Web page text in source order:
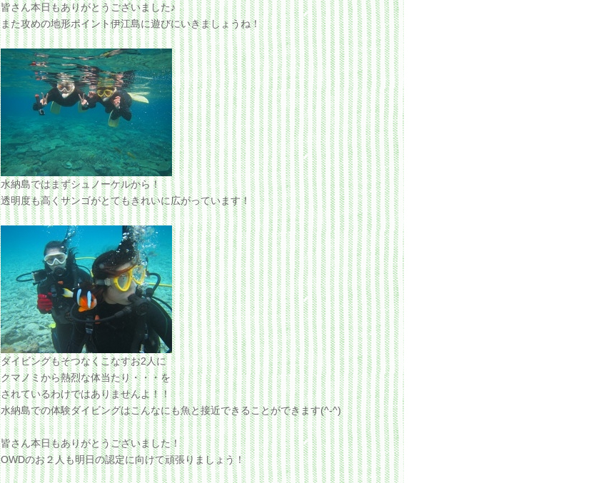
皆さん本日もありがとうございました♪
また攻めの地形ポイント伊江島に遊びにいきましょうね！
水納島ではまずシュノーケルから！
透明度も高くサンゴがとてもきれいに広がっています！
ダイビングもそつなくこなすお2人に
クマノミから熱烈な体当たり・・・を
されているわけではありませんよ！！
水納島での体験ダイビングはこんなにも魚と接近できることができます(^-^)
皆さん本日もありがとうございました！
OWDのお２人も明日の認定に向けて頑張りましょう！